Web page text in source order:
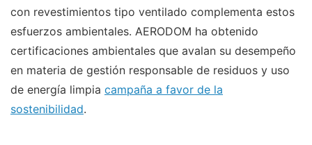
con revestimientos tipo ventilado complementa estos
esfuerzos ambientales. AERODOM ha obtenido
certificaciones ambientales que avalan su desempeño
en materia de gestión responsable de residuos y uso
de energía limpia campaña a favor de la
sostenibilidad.